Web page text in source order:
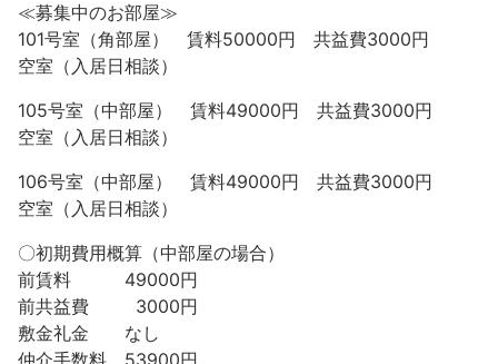
≪募集中のお部屋≫
101号室（角部屋） 賃料50000円 共益費3000円
空室（入居日相談）
105号室（中部屋） 賃料49000円 共益費3000円
空室（入居日相談）
106号室（中部屋） 賃料49000円 共益費3000円
空室（入居日相談）
〇初期費用概算（中部屋の場合）
前賃料 49000円
前共益費 3000円
敷金礼金 なし